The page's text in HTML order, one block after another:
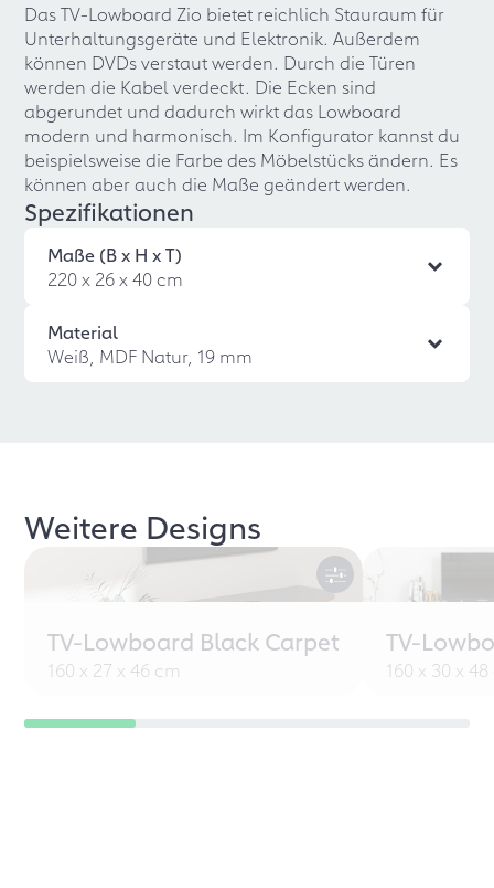
Das TV-Lowboard Zio bietet reichlich Stauraum für
Unterhaltungsgeräte und Elektronik. Außerdem
können DVDs verstaut werden. Durch die Türen
werden die Kabel verdeckt. Die Ecken sind
abgerundet und dadurch wirkt das Lowboard
modern und harmonisch. Im Konfigurator kannst du
beispielsweise die Farbe des Möbelstücks ändern. Es
können aber auch die Maße geändert werden.
Spezifikationen
Maße (B x H x T)
220 x 26 x 40 cm
Material
Weiß, MDF Natur, 19 mm
Weitere Designs
TV-Lowboard Black Carpet
160 x 27 x 46 cm
TV-
160 x 30 x